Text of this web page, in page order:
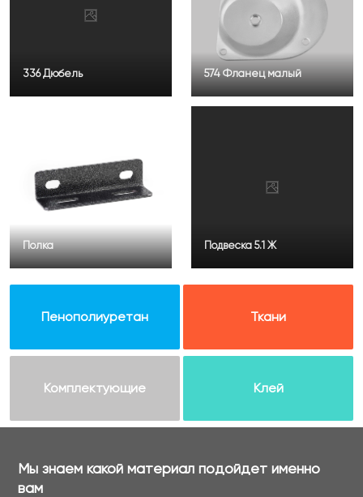
336 Дюбель
Полка
574 Фланец малый
Подвеска 5.1 Ж
Пенополиуретан Ткани
Комплектующие Клей
Мы знаем какой материал подойдет именно
вам